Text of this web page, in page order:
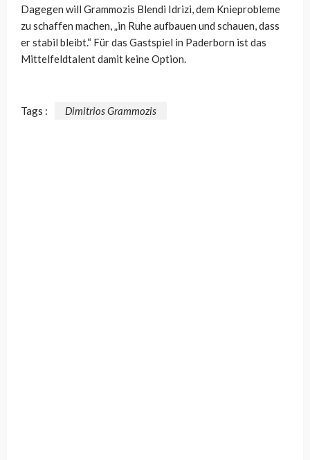
Dagegen will Grammozis Blendi Idrizi, dem Knieprobleme
zu schaffen machen, „in Ruhe aufbauen und schauen, dass
er stabil bleibt.“ Für das Gastspiel in Paderborn ist das
Mittelfeldtalent damit keine Option.
Tags : Dimitrios Grammozis